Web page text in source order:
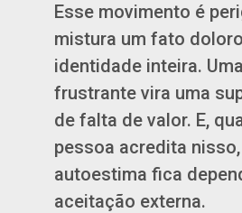
Esse movimento é
mistura um fato
identidade inteira.
frustrante vira uma
de falta de valor. E,
pessoa acredita
autoestima fica
aceitação externa.